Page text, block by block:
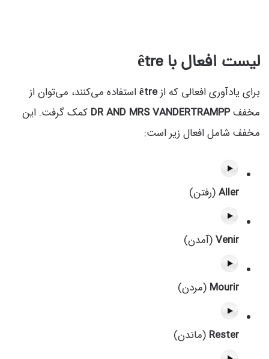
لیست افعال با être
برای یادآوری افعالی که ازêtreاستفاده می‌کنند، می‌توان از
مخففDR AND MRS VANDERTRAMPP کمک گرفت. این
مخفف شامل افعال زیر است:
Aller(رفتن)
Venir(آمدن)
Mourir (مردن)
Rester (ماندن)